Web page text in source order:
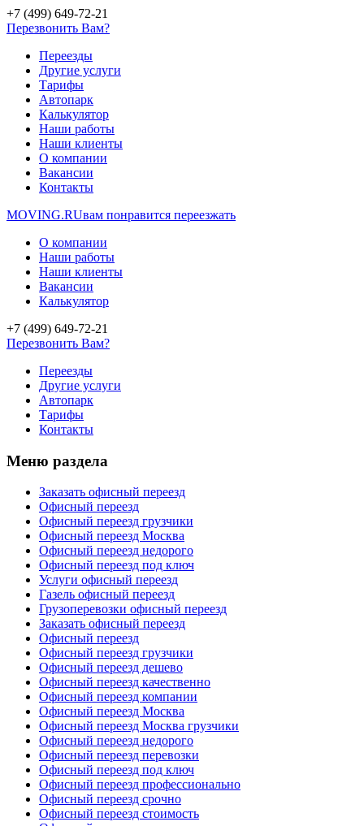
+7 (499) 649-72-21
Перезвонить Вам?
Переезды
Другие услуги
Тарифы
Автопарк
Калькулятор
Наши работы
Наши клиенты
О компании
Вакансии
Контакты
MOVING.RUвам понравится переезжать
О компании
Наши работы
Наши клиенты
Вакансии
Калькулятор
+7 (499) 649-72-21
Перезвонить Вам?
Переезды
Другие услуги
Автопарк
Тарифы
Контакты
Меню раздела
Заказать офисный переезд
Офисный переезд
Офисный переезд грузчики
Офисный переезд Москва
Офисный переезд недорого
Офисный переезд под ключ
Услуги офисный переезд
Газель офисный переезд
Грузоперевозки офисный переезд
Заказать офисный переезд
Офисный переезд
Офисный переезд грузчики
Офисный переезд дешево
Офисный переезд качественно
Офисный переезд компании
Офисный переезд Москва
Офисный переезд Москва грузчики
Офисный переезд недорого
Офисный переезд перевозки
Офисный переезд под ключ
Офисный переезд профессионально
Офисный переезд срочно
Офисный переезд стоимость